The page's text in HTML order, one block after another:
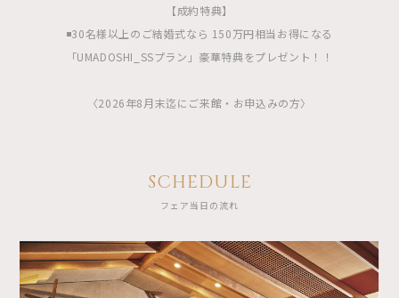
【成約特典】
◾️30名様以上のご結婚式なら 150万円相当お得になる
「UMADOSHI_SSプラン」豪華特典をプレゼント！！
〈2026年8月末迄にご来館・お申込みの方〉
SCHEDULE
フェア当日の流れ